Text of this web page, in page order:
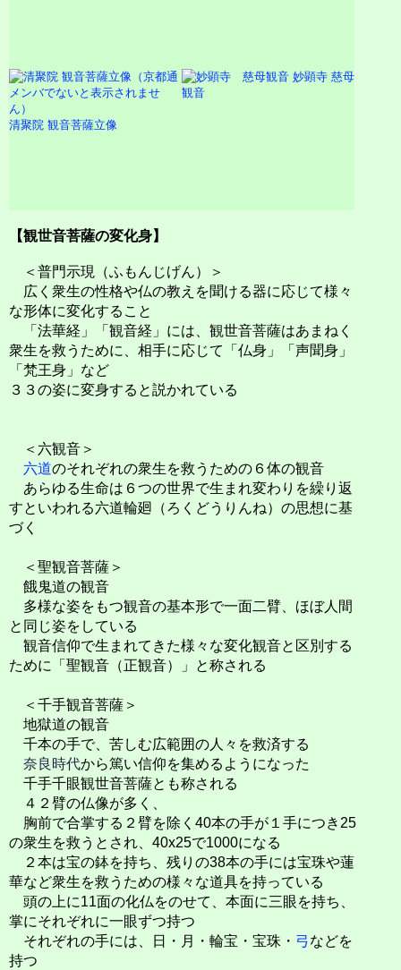
清聚院 観音菩薩立像
妙顕寺 慈母
観音
【観世音菩薩の変化身】
＜普門示現（ふもんじげん）＞
広く衆生の性格や仏の教えを聞ける器に応じて様々
な形体に変化すること
「法華経」「観音経」には、観世音菩薩はあまねく
衆生を救うために、相手に応じて「仏身」「声聞身」
「梵王身」など
３３の姿に変身すると説かれている
＜六観音＞
六道のそれぞれの衆生を救うための６体の観音
あらゆる生命は６つの世界で生まれ変わりを繰り返
すといわれる六道輪廻（ろくどうりんね）の思想に基
づく
＜聖観音菩薩＞
餓鬼道の観音
多様な姿をもつ観音の基本形で一面二臂、ほぼ人間
と同じ姿をしている
観音信仰で生まれてきた様々な変化観音と区別する
ために「聖観音（正観音）」と称される
＜千手観音菩薩＞
地獄道の観音
千本の手で、苦しむ広範囲の人々を救済する
奈良時代から篤い信仰を集めるようになった
千手千眼観世音菩薩とも称される
４２臂の仏像が多く、
胸前で合掌する２臂を除く40本の手が１手につき25
の衆生を救うとされ、40x25で1000になる
２本は宝の鉢を持ち、残りの38本の手には宝珠や蓮
華など衆生を救うための様々な道具を持っている
頭の上に11面の化仏をのせて、本面に三眼を持ち、
掌にそれぞれに一眼ずつ持つ
それぞれの手には、日・月・輪宝・宝珠・ 弓などを
持つ